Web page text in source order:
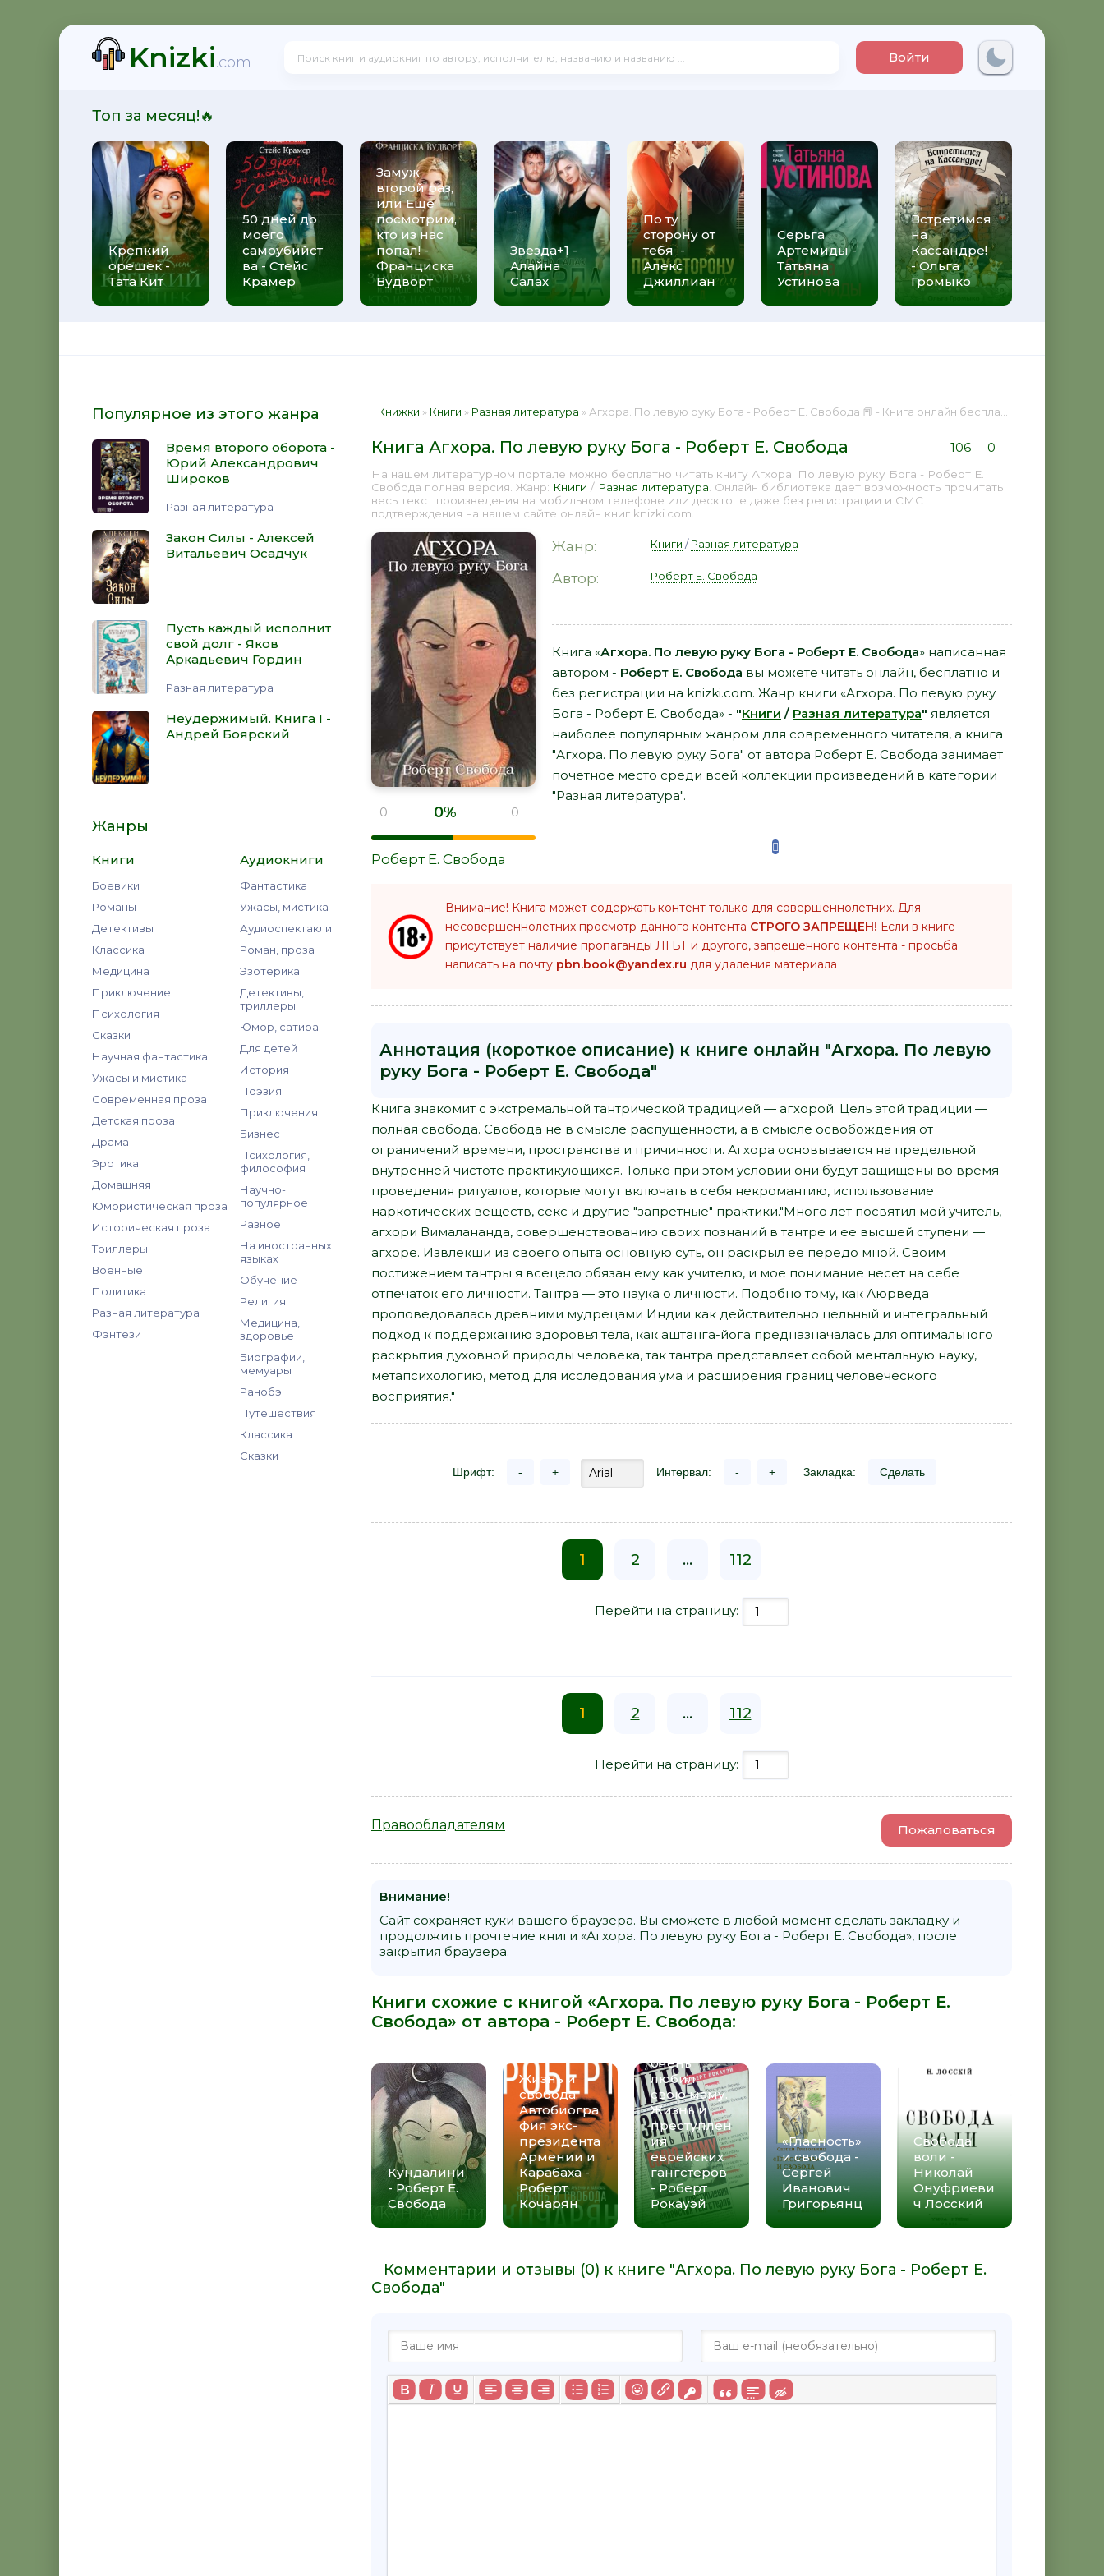
Knizki.com Войти
Топ за месяц!🔥
Крепкий
орешек -
Тата Кит
50 дней до
моего
самоубийст
ва - Стейс
Крамер
Замуж
второй раз,
или Ещё
посмотрим,
кто из нас
попал! -
Франциска
Вудворт
Звезда+1 -
Алайна
Салах
По ту
сторону от
тебя -
Алекс
Джиллиан
Серьга
Артемиды -
Татьяна
Устинова
Встретимся
на
Кассандре!
- Ольга
Громыко
Популярное из этого жанра
Время второго оборота -
Юрий Александрович
Широков
Разная литература
Закон Силы - Алексей
Витальевич Осадчук
Пусть каждый исполнит
свой долг - Яков
Аркадьевич Гордин
Разная литература
Неудержимый. Книга I -
Андрей Боярский
Жанры
Книги
Боевики
Романы
Детективы
Классика
Медицина
Приключение
Психология
Сказки
Научная фантастика
Ужасы и мистика
Современная проза
Детская проза
Драма
Эротика
Домашняя
Юмористическая проза
Историческая проза
Триллеры
Военные
Политика
Разная литература
Фэнтези
Аудиокниги
Фантастика
Ужасы, мистика
Аудиоспектакли
Роман, проза
Эзотерика
Детективы,
триллеры
Юмор, сатира
Для детей
История
Поэзия
Приключения
Бизнес
Психология,
философия
Научно-
популярное
Разное
На иностранных
языках
Обучение
Религия
Медицина,
здоровье
Биографии,
мемуары
Ранобэ
Путешествия
Классика
Сказки
Книжки » Книги » Разная литература » Агхора. По левую руку Бога - Роберт Е. Свобода 📕 - Книга онлайн бесплатно
Книга Агхора. По левую руку Бога - Роберт Е. Свобода 106 0
На нашем литературном портале можно бесплатно читать книгу Агхора. По левую руку Бога - Роберт Е.
Свобода полная версия. Жанр: Книги / Разная литература . Онлайн библиотека дает возможность прочитать
весь текст произведения на мобильном телефоне или десктопе даже без регистрации и СМС
подтверждения на нашем сайте онлайн книг knizki.com.
0 0% 0
Роберт Е. Свобода
Жанр: Книги /Разная литература
Автор: Роберт Е. Свобода
Книга «Агхора. По левую руку Бога - Роберт Е. Свобода» написанная
автором - Роберт Е. Свобода вы можете читать онлайн, бесплатно и
без регистрации на knizki.com. Жанр книги «Агхора. По левую руку
Бога - Роберт Е. Свобода» - "Книги / Разная литература" является
наиболее популярным жанром для современного читателя, а книга
"Агхора. По левую руку Бога" от автора Роберт Е. Свобода занимает
почетное место среди всей коллекции произведений в категории
"Разная литература".
Внимание! Книга может содержать контент только для совершеннолетних. Для
несовершеннолетних просмотр данного контента СТРОГО ЗАПРЕЩЕН! Если в книге
присутствует наличие пропаганды ЛГБТ и другого, запрещенного контента - просьба
написать на почту pbn.book@yandex.ru для удаления материала
Аннотация (короткое описание) к книге онлайн "Агхора. По левую
руку Бога - Роберт Е. Свобода"
Книга знакомит с экстремальной тантрической традицией — агхорой. Цель этой традиции —
полная свобода. Свобода не в смысле распущенности, а в смысле освобождения от
ограничений времени, пространства и причинности. Агхора основывается на предельной
внутренней чистоте практикующихся. Только при этом условии они будут защищены во время
проведения ритуалов, которые могут включать в себя некромантию, использование
наркотических веществ, секс и другие "запретные" практики."Много лет посвятил мой учитель,
агхори Вималананда, совершенствованию своих познаний в тантре и ее высшей ступени —
агхоре. Извлекши из своего опыта основную суть, он раскрыл ее передо мной. Своим
постижением тантры я всецело обязан ему как учителю, и мое понимание несет на себе
отпечаток его личности. Тантра — это наука о личности. Подобно тому, как Аюрведа
проповедовалась древними мудрецами Индии как действительно цельный и интегральный
подход к поддержанию здоровья тела, как аштанга-йога предназначалась для оптимального
раскрытия духовной природы человека, так тантра представляет собой ментальную науку,
метапсихологию, метод для исследования ума и расширения границ человеческого
восприятия."
Шрифт: - + Интервал: - + Закладка: Сделать
1 2 ... 112
Перейти на страницу:
1 2 ... 112
Перейти на страницу:
Правообладателям Пожаловаться
Внимание!
Сайт сохраняет куки вашего браузера. Вы сможете в любой момент сделать закладку и
продолжить прочтение книги «Агхора. По левую руку Бога - Роберт Е. Свобода», после
закрытия браузера.
Книги схожие с книгой «Агхора. По левую руку Бога - Роберт Е.
Свобода» от автора - Роберт Е. Свобода:
Кундалини
- Роберт Е.
Свобода
Жизнь и
свобода.
Автобиогра
фия экс-
президента
Армении и
Карабаха -
Роберт
Кочарян
очень
любил
свою маму.
Жизнь и
преступлен
ия
еврейских
гангстеров
- Роберт
Рокауэй
«Гласность»
и свобода -
Сергей
Иванович
Григорьянц
Свобода
воли -
Николай
Онуфриеви
ч Лосский
Комментарии и отзывы (0) к книге "Агхора. По левую руку Бога - Роберт Е.
Свобода"
Юрий Александрович Широков
Осадчук
долг - Яков Аркадьевич Гордин